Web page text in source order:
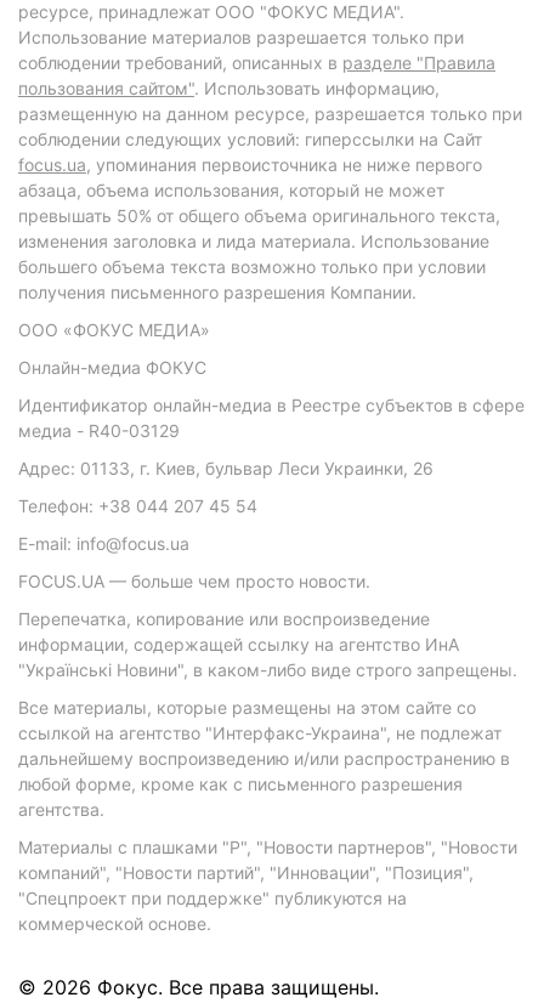
ресурсе, принадлежат ООО "ФОКУС МЕДИА".
Использование материалов разрешается только при
соблюдении требований, описанных в разделе "Правила
пользования сайтом". Использовать информацию,
размещенную на данном ресурсе, разрешается только при
соблюдении следующих условий: гиперссылки на Сайт
focus.ua, упоминания первоисточника не ниже первого
абзаца, объема использования, который не может
превышать 50% от общего объема оригинального текста,
изменения заголовка и лида материала. Использование
большего объема текста возможно только при условии
получения письменного разрешения Компании.
ООО «ФОКУС МЕДИА»
Онлайн-медиа ФОКУС
Идентификатор онлайн-медиа в Реестре субъектов в сфере
медиа - R40-03129
Адрес: 01133, г. Киев, бульвар Леси Украинки, 26
Телефон: +38 044 207 45 54
E-mail: info@focus.ua
FOCUS.UA — больше чем просто новости.
Перепечатка, копирование или воспроизведение
информации, содержащей ссылку на агентство ИнА
"Українські Новини", в каком-либо виде строго запрещены.
Все материалы, которые размещены на этом сайте со
ссылкой на агентство "Интерфакс-Украина", не подлежат
дальнейшему воспроизведению и/или распространению в
любой форме, кроме как с письменного разрешения
агентства.
Материалы с плашками "Р", "Новости партнеров", "Новости
компаний", "Новости партий", "Инновации", "Позиция",
"Спецпроект при поддержке" публикуются на
коммерческой основе.
© 2026 Фокус. Все права защищены.